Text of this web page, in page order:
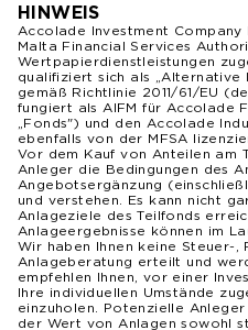
HINWEIS
Accolade Investment
Malta Financial Services
Wertpapierdienstleistungen
qualifiziert sich als „Alternative
gemäß Richtlinie 2011/61/EU
fungiert als AIFM für Accolade
„Fonds") und den Accolade
ebenfalls von der MFSA
Vor dem Kauf von Anteilen am
Anleger die Bedingungen des
Angebotsergänzung
und verstehen. Es kann nicht
Anlageziele des Teilfonds
Anlageergebnisse können im
Wir haben Ihnen keine Steuer-,
Anlageberatung erteilt und
empfehlen Ihnen, vor einer
Ihre individuellen Umstände
einzuholen. Potenzielle
der Wert von Anlagen sowohl